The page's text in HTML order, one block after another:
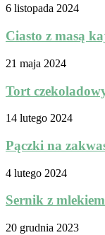
6 listopada 2024
Ciasto z masą
21 maja 2024
Tort
14 lutego 2024
Pączki na
4 lutego 2024
Sernik z
20 grudnia 2023